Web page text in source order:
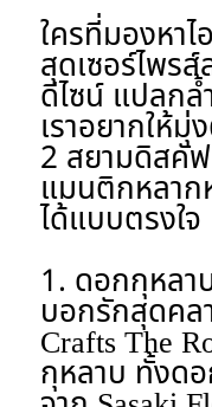
ใครที่มองหา
สุดเซอร์ไพร
ดีไซน์ แปลกล้
เราอยากให้มุ่
2 สยามดิสคัฟ
แมนติกหลาก
ได้แบบตรงใจ
1. ดอกกุหลา
บอกรักสุดคล
Crafts The
กุหลาบ ทั้งด